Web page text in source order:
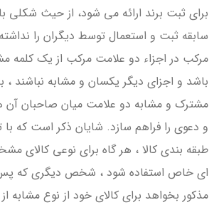
برای ثبت برند ارائه می شود، از حیث شکلی
سابقه ثبت و استعمال توسط دیگران را
مرکب در اجزاء دو علامت مرکب از یک کلمه
باشد و اجزای دیگر یکسان و مشابه نباشند ،
مشترک و مشابه دو علامت میان صاحبان آن
و دعوی را فراهم سازد. شایان ذکر است که
طبقه بندی کالا ، هر گاه برای نوعی کالای
ای خاص استفاده شود ، شخص دیگری که پس
مذکور بخواهد برای کالای خود از نوع مشابه از